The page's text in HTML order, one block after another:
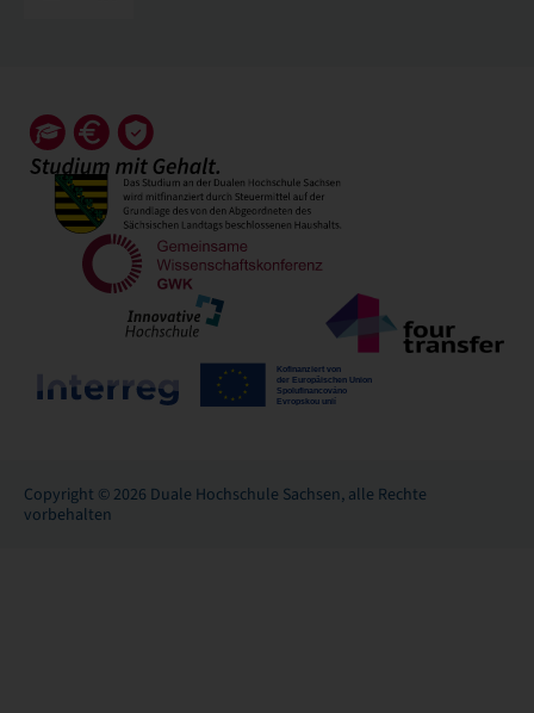
Copyright © 2026 Duale Hochschule Sachsen, alle Rechte
vorbehalten